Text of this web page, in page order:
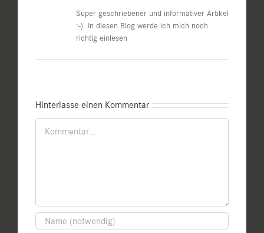
Super geschriebener und informativer Artikel
:-). In diesen Blog werde ich mich noch
richtig einlesen
Hinterlasse einen Kommentar